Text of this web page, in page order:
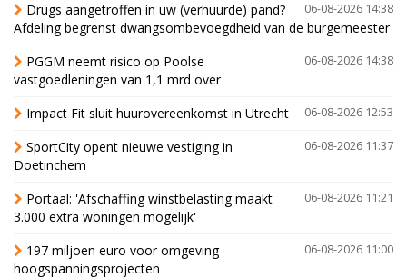
06-08-2026 14:38
Drugs aangetroffen in uw (verhuurde) pand?
Afdeling begrenst dwangsombevoegdheid van de burgemeester
06-08-2026 14:38
PGGM neemt risico op Poolse
vastgoedleningen van 1,1 mrd over
06-08-2026 12:53
Impact Fit sluit huurovereenkomst in Utrecht
06-08-2026 11:37
SportCity opent nieuwe vestiging in
Doetinchem
06-08-2026 11:21
Portaal: 'Afschaffing winstbelasting maakt
3.000 extra woningen mogelijk'
06-08-2026 11:00
197 miljoen euro voor omgeving
hoogspanningsprojecten